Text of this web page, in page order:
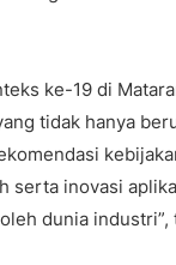
ke-19 di
tidak hanya
serta inovasi
dunia industri”,